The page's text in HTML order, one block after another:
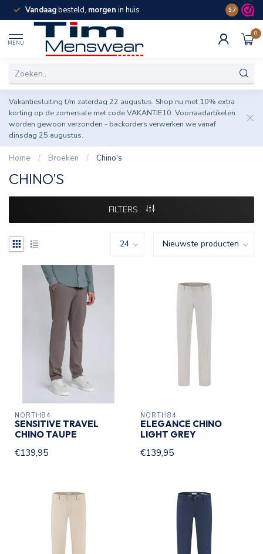
Vandaagbesteld, morgen in huis Spaar
9.7
MENU
0
Vakantiesluiting t/m zaterdag 22 augustus. Shop nu met 10% extra
korting op de zomersale met code VAKANTIE10. Voorraadartikelen
worden gewoon verzonden - backorders verwerken we vanaf
dinsdag 25 augustus.
Home / Broeken / Chino's
CHINO'S
FILTERS
NORTH84
SENSITIVE TRAVEL
CHINO TAUPE
€139,95
NORTH84
ELEGANCE CHINO
LIGHT GREY
€139,95